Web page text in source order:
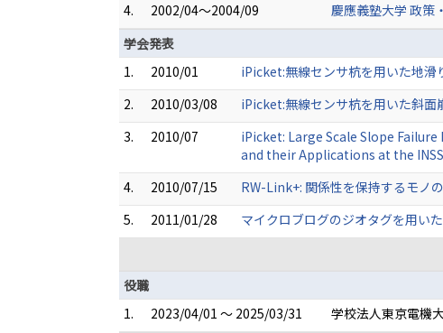
4.
2002/04～2004/09
慶應義塾大学 政策
学会発表
1.
2010/01
iPicket:無線センサ杭を用いた地滑
2.
2010/03/08
iPicket:無線センサ杭を用いた斜面
3.
2010/07
iPicket: Large Scale Slope
and their Applications at the
4.
2010/07/15
RW-Link+: 関係性を保持するモノ
5.
2011/01/28
マイクロブログのジオタグを用い
役職
1.
2023/04/01 ～ 2025/03/31
学校法人東京電機